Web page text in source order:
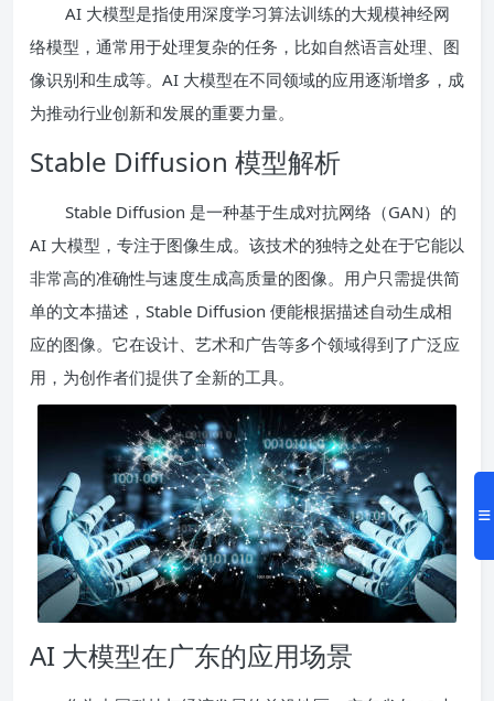
AI 大模型是指使用深度学习算法训练的大规模神经网
络模型，通常用于处理复杂的任务，比如自然语言处理、图
像识别和生成等。AI 大模型在不同领域的应用逐渐增多，成
为推动行业创新和发展的重要力量。
Stable Diffusion 模型解析
Stable Diffusion 是一种基于生成对抗网络（GAN）的
AI 大模型，专注于图像生成。该技术的独特之处在于它能以
非常高的准确性与速度生成高质量的图像。用户只需提供简
单的文本描述，Stable Diffusion 便能根据描述自动生成相
应的图像。它在设计、艺术和广告等多个领域得到了广泛应
用，为创作者们提供了全新的工具。
AI 大模型在广东的应用场景